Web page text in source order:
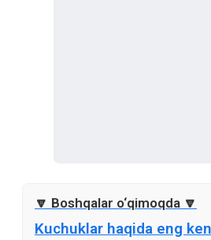
Kuchuklar haqida eng